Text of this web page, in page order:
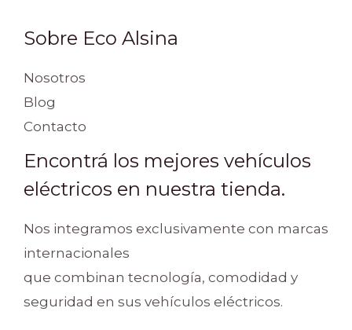
Sobre Eco Alsina
Nosotros
Blog
Contacto
Encontrá los mejores vehículos
eléctricos en nuestra tienda.
Nos integramos exclusivamente con marcas
internacionales
que combinan tecnología, comodidad y
seguridad en sus vehículos eléctricos.